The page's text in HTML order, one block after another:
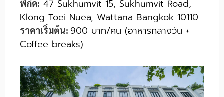
พิกัด: 47 Sukhumvit 15, Sukhumvit Road,
Klong Toei Nuea, Wattana Bangkok 10110
ราคาเริ่มต้น: 900 บาท/คน (อาหารกลางวัน +
Coffee breaks)